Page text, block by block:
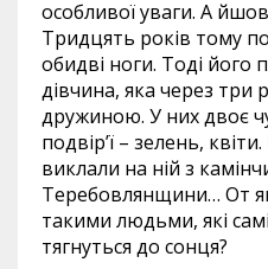
особливої уваги. А
Тридцять років тому
обидві ноги. Тоді його
дівчина, яка через три
дружиною. У них двоє
подвір’ї – зелень,
виклали на ній з
Теребовлянщини… От
такими людьми, які
тягнуться до сонця?